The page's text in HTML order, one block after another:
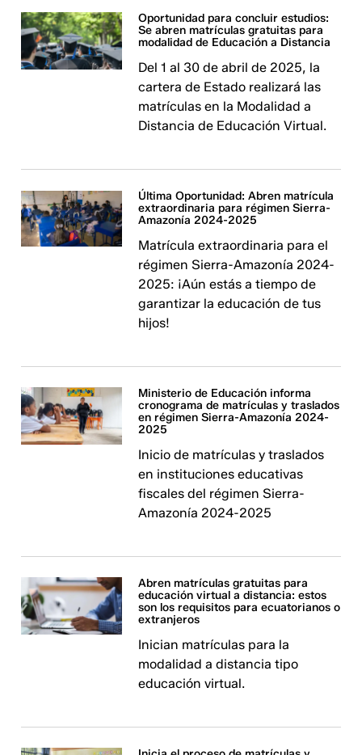
Oportunidad para concluir estudios:
Se abren matrículas gratuitas para
modalidad de Educación a Distancia
Del 1 al 30 de abril de 2025, la
cartera de Estado realizará las
matrículas en la Modalidad a
Distancia de Educación Virtual.
Última Oportunidad: Abren matrícula
extraordinaria para régimen Sierra-
Amazonía 2024-2025
Matrícula extraordinaria para el
régimen Sierra-Amazonía 2024-
2025: ¡Aún estás a tiempo de
garantizar la educación de tus
hijos!
Ministerio de Educación informa
cronograma de matrículas y traslados
en régimen Sierra-Amazonía 2024-
2025
Inicio de matrículas y traslados
en instituciones educativas
fiscales del régimen Sierra-
Amazonía 2024-2025
Abren matrículas gratuitas para
educación virtual a distancia: estos
son los requisitos para ecuatorianos o
extranjeros
Inician matrículas para la
modalidad a distancia tipo
educación virtual.